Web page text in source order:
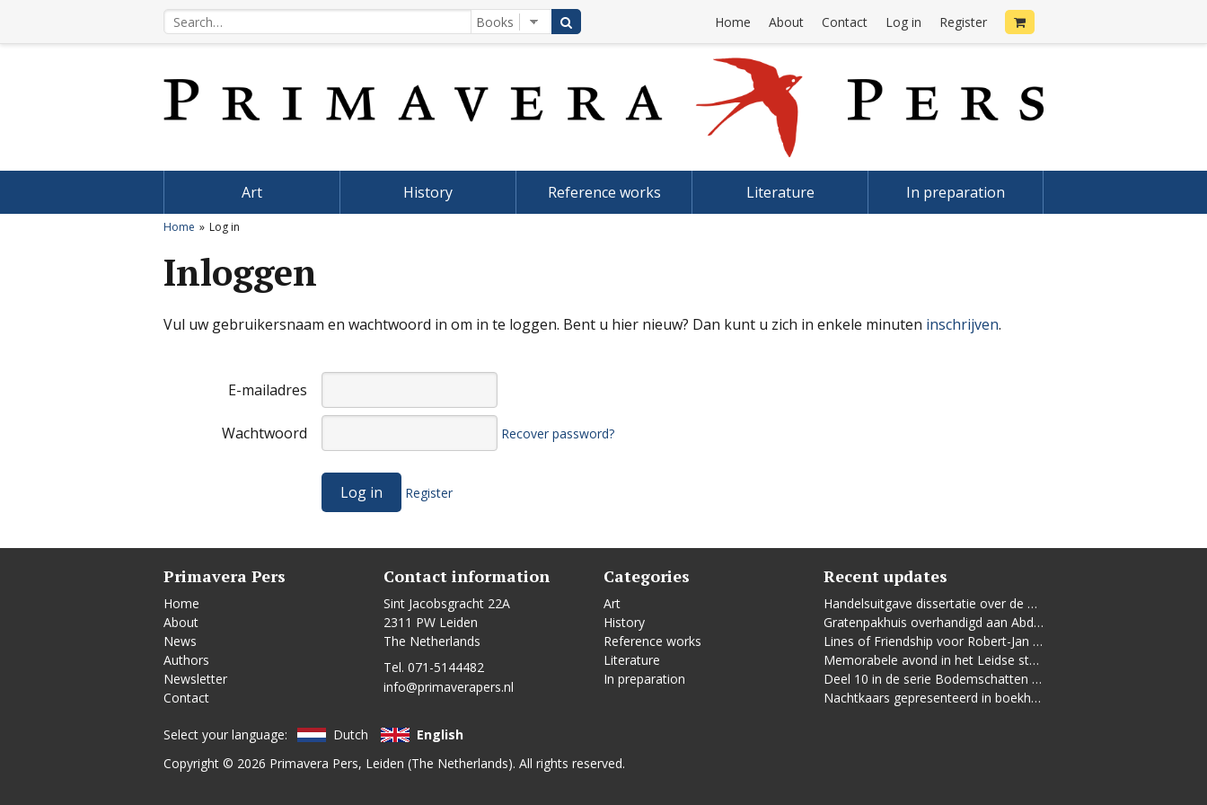
Home About Contact Log in Register
Art History Reference works Literature In preparation
Home Log in
Inloggen
Vul uw gebruikersnaam en wachtwoord in om in te loggen. Bent u hier nieuw? Dan kunt u zich in enkele minuten inschrijven.
E-mailadres
Wachtwoord Recover password?
Register
Primavera Pers
Home
About
News
Authors
Newsletter
Contact
Contact information
Sint Jacobsgracht 22A
2311 PW Leiden
The Netherlands
Tel. 071-5144482
info@primaverapers.nl
Categories
Art
History
Reference works
Literature
In preparation
Recent updates
Handelsuitgave dissertatie over de Leidse vrouwenbeweging
Gratenpakhuis overhandigd aan Abdelhaq Jermoumi
Lines of Friendship voor Robert-Jan te Rijdt
Memorabele avond in het Leidse stadhuis
Deel 10 in de serie Bodemschatten en Bouwgeheimen verschenen
Nachtkaars gepresenteerd in boekhandel De Kler
Select your language: Dutch
English
Copyright © 2026 Primavera Pers, Leiden (The Netherlands). All rights reserved.